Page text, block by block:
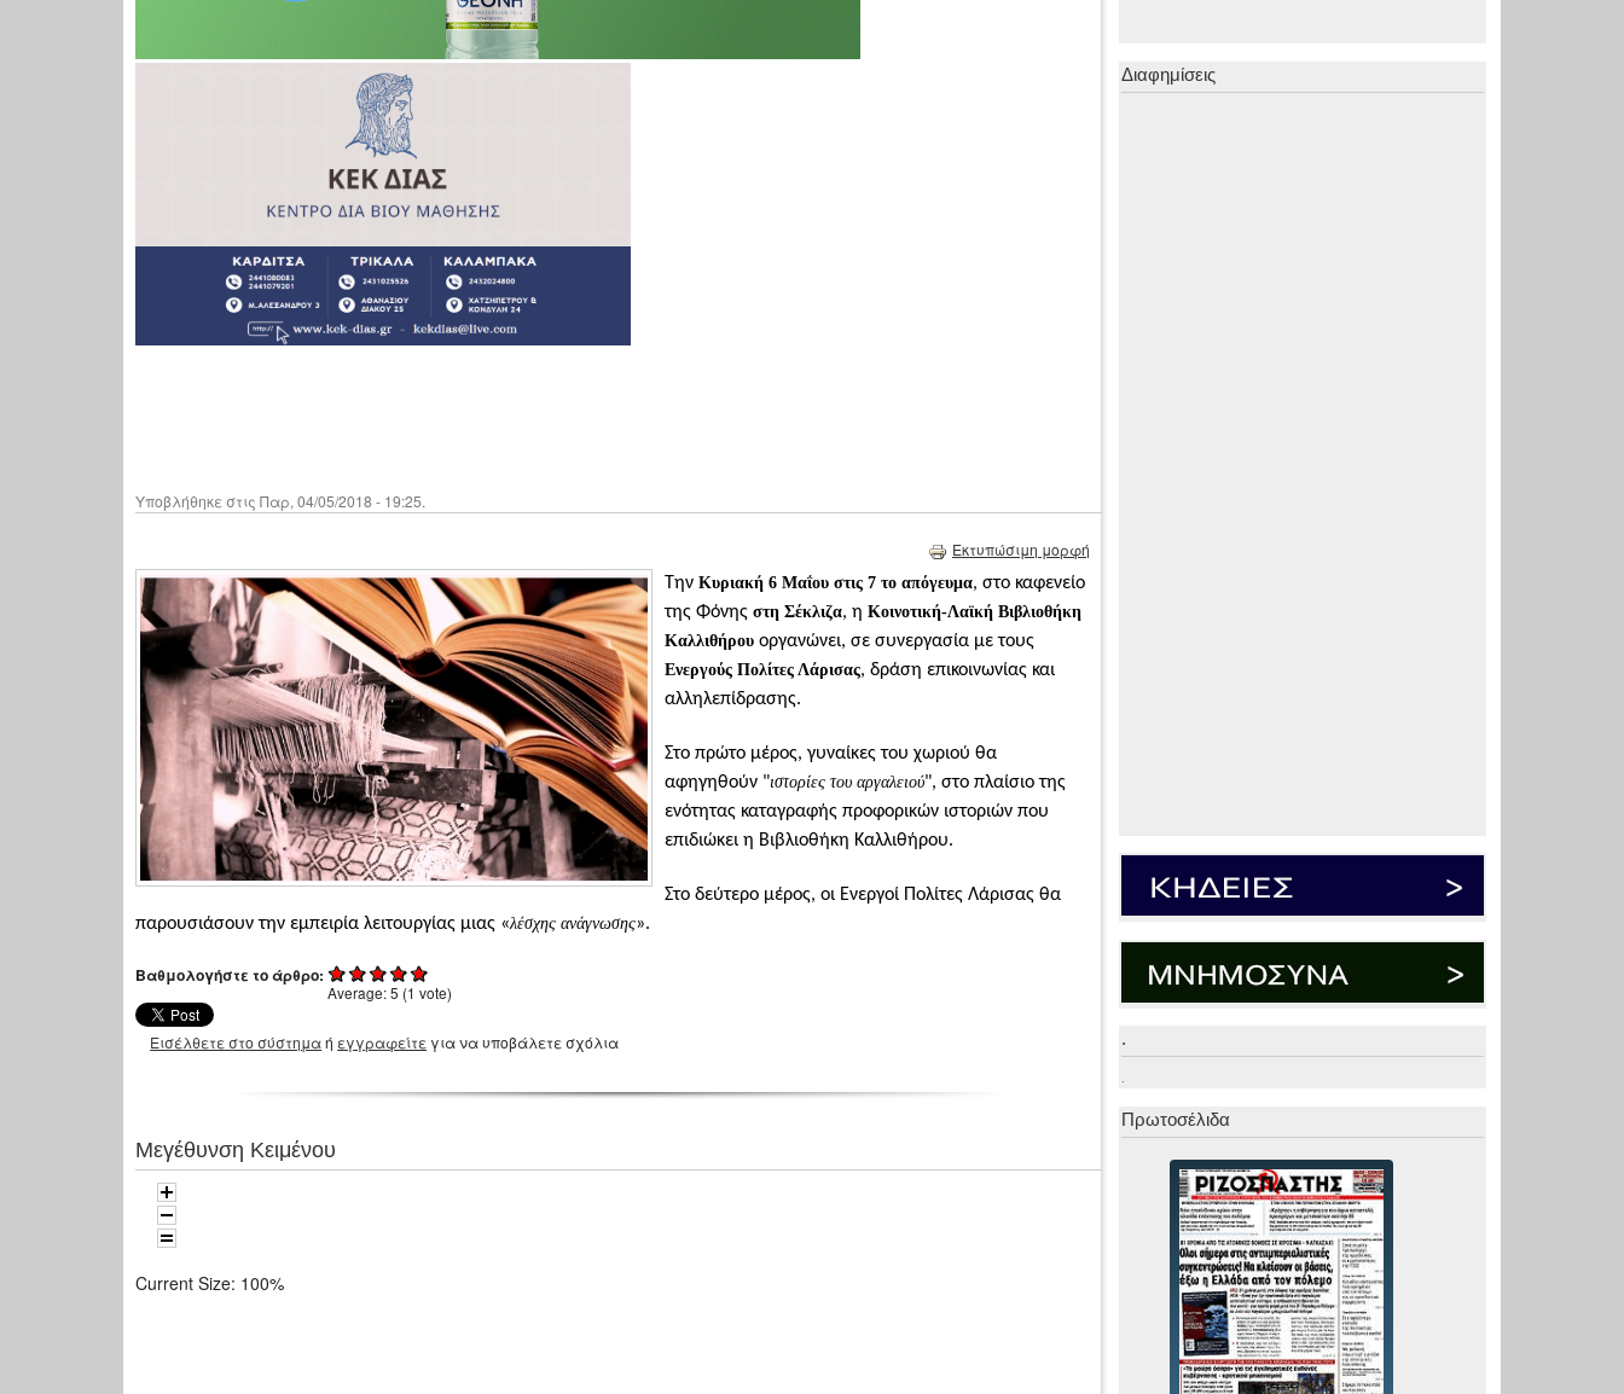
Υποβλήθηκε στις Παρ, 04/05/2018 - 19:25.
Εκτυπώσιμη μορφή
Την Κυριακή 6 Μαΐου στις 7 το απόγευμα, στο καφενείο
της Φόνης στη Σέκλιζα, η Κοινοτική-Λαϊκή Βιβλιοθήκη
Καλλιθήρου οργανώνει, σε συνεργασία με τους
Ενεργούς Πολίτες Λάρισας, δράση επικοινωνίας και
αλληλεπίδρασης.
Στο πρώτο μέρος, γυναίκες του χωριού θα
αφηγηθούν "ιστορίες του αργαλειού", στο πλαίσιο της
ενότητας καταγραφής προφορικών ιστοριών που
επιδιώκει η Βιβλιοθήκη Καλλιθήρου.
Στο δεύτερο μέρος, οι Ενεργοί Πολίτες Λάρισας θα
παρουσιάσουν την εμπειρία λειτουργίας μιας «λέσχης ανάγνωσης».
Βαθμολογήστε το άρθρο:
Average:5 (1 vote)
Εισέλθετε στο σύστημαή εγγραφείτε για να υποβάλετε σχόλια
Μεγέθυνση Κειμένου
Current Size: 100%
Διαφημίσεις
.
.
Πρωτοσέλιδα